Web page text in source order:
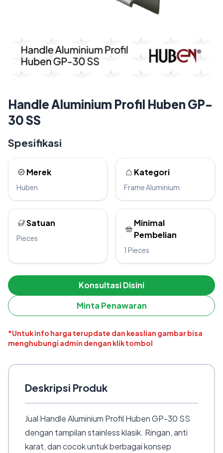
Handle Aluminium Profil Huben GP-
30 SS
Spesifikasi
Merek
Huben
Kategori
Frame Aluminium
Satuan
Pieces
Minimal
Pembelian
1 Pieces
Konsultasi Disini
Minta Penawaran
*Untuk info harga terupdate dan keaslian gambar bisa
menghubungi admin dengan klik tombol
Deskripsi Produk
Jual Handle Aluminium Profil Huben GP-30 SS
dengan tampilan stainless klasik. Ringan, anti
karat, dan cocok untuk berbagai konsep